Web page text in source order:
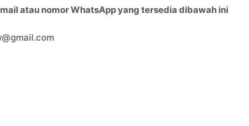
atau nomor WhatsApp yang tersedia dibawah ini